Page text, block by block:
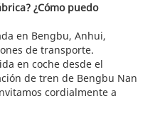
¿Cómo puedo
en Bengbu, Anhui,
de transporte.
en coche desde el
de tren de Bengbu Nan
cordialmente a